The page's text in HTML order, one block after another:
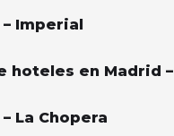
Imperial
hoteles en Madrid –
La Chopera